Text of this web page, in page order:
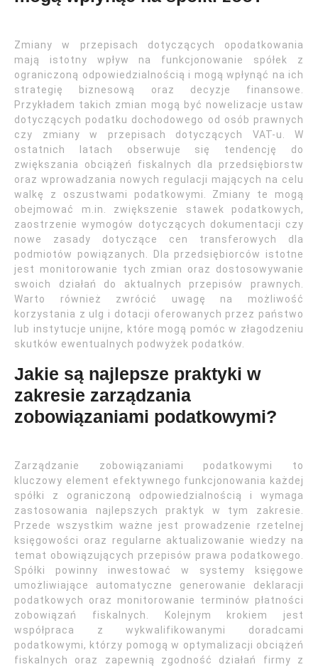
Zmiany w przepisach dotyczących opodatkowania
mają istotny wpływ na funkcjonowanie spółek z
ograniczoną odpowiedzialnością i mogą wpłynąć na ich
strategię biznesową oraz decyzje finansowe.
Przykładem takich zmian mogą być nowelizacje ustaw
dotyczących podatku dochodowego od osób prawnych
czy zmiany w przepisach dotyczących VAT-u. W
ostatnich latach obserwuje się tendencję do
zwiększania obciążeń fiskalnych dla przedsiębiorstw
oraz wprowadzania nowych regulacji mających na celu
walkę z oszustwami podatkowymi. Zmiany te mogą
obejmować m.in. zwiększenie stawek podatkowych,
zaostrzenie wymogów dotyczących dokumentacji czy
nowe zasady dotyczące cen transferowych dla
podmiotów powiązanych. Dla przedsiębiorców istotne
jest monitorowanie tych zmian oraz dostosowywanie
swoich działań do aktualnych przepisów prawnych.
Warto również zwrócić uwagę na możliwość
korzystania z ulg i dotacji oferowanych przez państwo
lub instytucje unijne, które mogą pomóc w złagodzeniu
skutków ewentualnych podwyżek podatków.
Jakie są najlepsze praktyki w
zakresie zarządzania
zobowiązaniami podatkowymi?
Zarządzanie zobowiązaniami podatkowymi to
kluczowy element efektywnego funkcjonowania każdej
spółki z ograniczoną odpowiedzialnością i wymaga
zastosowania najlepszych praktyk w tym zakresie.
Przede wszystkim ważne jest prowadzenie rzetelnej
księgowości oraz regularne aktualizowanie wiedzy na
temat obowiązujących przepisów prawa podatkowego.
Spółki powinny inwestować w systemy księgowe
umożliwiające automatyczne generowanie deklaracji
podatkowych oraz monitorowanie terminów płatności
zobowiązań fiskalnych. Kolejnym krokiem jest
współpraca z wykwalifikowanymi doradcami
podatkowymi, którzy pomogą w optymalizacji obciążeń
fiskalnych oraz zapewnią zgodność działań firmy z